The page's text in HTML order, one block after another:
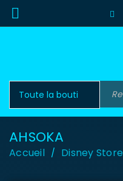
AHSOKA
Accueil / Disney Store